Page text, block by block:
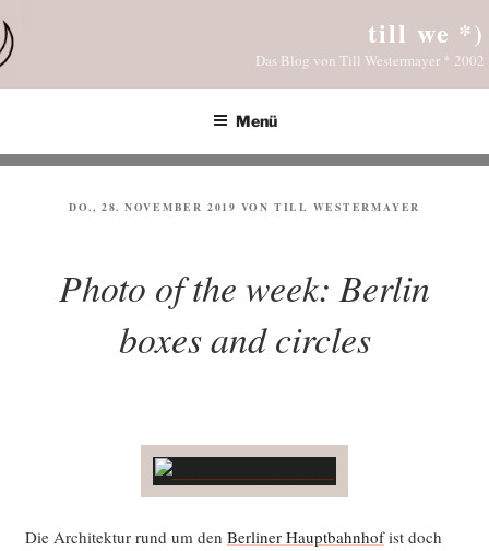
Inhalt
springen
till we *)
Das Blog von Till Westermayer * 2002
Menü
VERÖFFENTLICHT
DO., 28. NOVEMBER 2019 VON TILL WESTERMAYER
Photo of the week: Berlin
boxes and circles
Die Archi­tek­tur rund um den Ber­li­ner Haupt­bahn­hofist doch